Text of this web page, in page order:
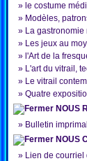
» le costume
» Modèles,
» La gastronomie
» Les jeux au
» l'Art de la
» L'art du vitrail,
» Le vitrail
» Quatre
NOUS
» Bulletin
NOUS
» Lien de courriel